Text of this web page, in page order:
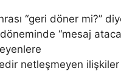
“geri döner mi?”
“mesaj
netleşmeyen ilişkiler